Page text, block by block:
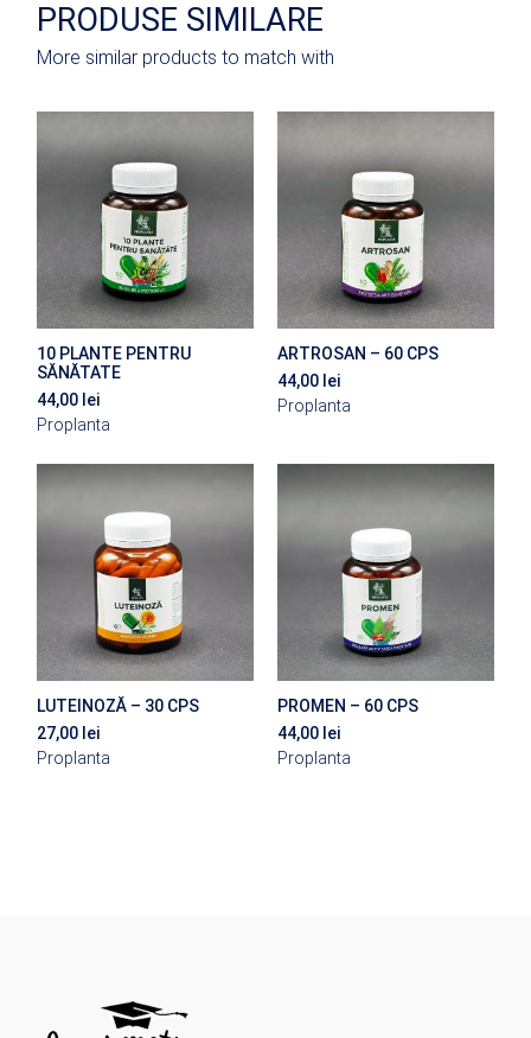
PRODUSE SIMILARE
More similar products to match with
10 PLANTE PENTRU
SĂNĂTATE
44,00 lei
Proplanta
ARTROSAN – 60 CPS
44,00 lei
Proplanta
LUTEINOZĂ – 30 CPS
27,00 lei
Proplanta
PROMEN – 60 CPS
44,00 lei
Proplanta